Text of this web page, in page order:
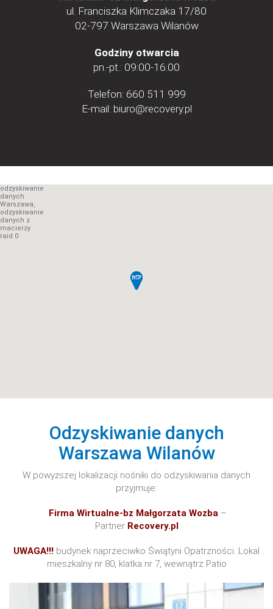
ul. Franciszka Klimczaka 17/80
02-797 Warszawa Wilanów
Godziny otwarcia
pn.-pt.: 09:00-16:00
Telefon: 660 511 999
E-mail: biuro@recovery.pl
Odzyskiwanie danych
Warszawa Wilanów
W powyższej lokalizacji nośniki do odzyskiwania danych
przyjmuje:
Firma Wirtualne-bz Małgorzata Wozba –
Partner Recovery.pl
UWAGA!!! budynek naprzeciwko Świątyni Opatrzności. Lokal
mieszkalny nr 80, klatka nr 7, wewnątrz Patio